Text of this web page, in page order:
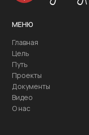
МЕНЮ
Главная
Цель
Путь
Проекты
Документы
Видео
О нас